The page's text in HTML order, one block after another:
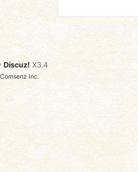
Discuz! X3.4
Comsenz Inc.